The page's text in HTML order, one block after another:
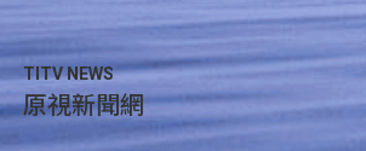
TITV NEWS
原視新聞網